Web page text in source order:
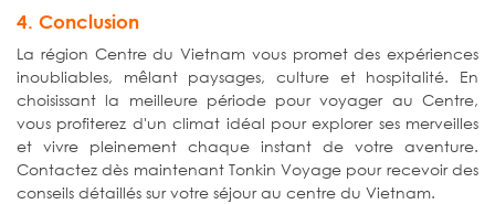
4. Conclusion
La région Centre du Vietnam vous promet des expériences
inoubliables, mêlant paysages, culture et hospitalité. En
choisissant la meilleure période pour voyager au Centre,
vous profiterez d'un climat idéal pour explorer ses merveilles
et vivre pleinement chaque instant de votre aventure.
Contactez dès maintenant Tonkin Voyage pour recevoir des
conseils détaillés sur votre séjour au centre du Vietnam.